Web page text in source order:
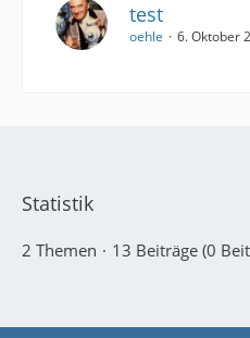
test
oehle 6. Oktober
Statistik
2 Themen 13 Beiträge (0